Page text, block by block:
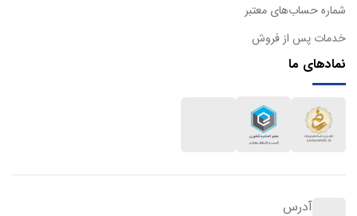
شماره حساب‌های معتبر
خدمات پس از فروش
نمادهای ما
آدرس